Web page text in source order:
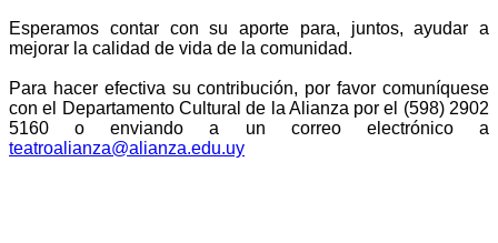
Esperamos contar con su aporte para, juntos, ayudar a
mejorar la calidad de vida de la comunidad.
Para hacer efectiva su contribución, por favor comuníquese
con el Departamento Cultural de la Alianza por el (598) 2902
5160 o enviando a un correo electrónico a
teatroalianza@alianza.edu.uy